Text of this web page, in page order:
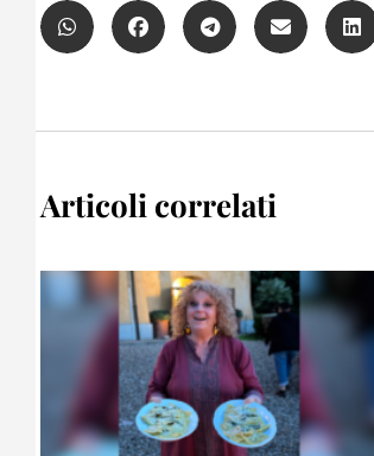
Articoli correlati